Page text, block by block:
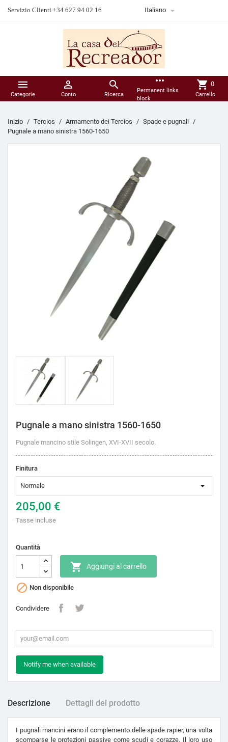
Servizio Clienti +34 627 94 02 16 Italiano 

Categorie

Conto

Ricerca
more_horiz
Permanent links
block
shopping_cart 0
Carrello
Inizio Tercios Armamento dei Tercios
Spade e pugnali
Pugnale a mano sinistra 1560-1650
Pugnale a mano sinistra 1560-1650
Pugnale mancino stile Solingen, XVI-XVII secolo.
Finitura
205,00 €
Tasse incluse
Quantità
 Aggiungi al carrello
 Non disponibile
Condividere
Notify me when available
Descrizione Dettagli del prodotto
I pugnali mancini erano il complemento delle spade rapier, una volta
scomparse le protezioni passive come scudi e corazze. Il loro uso